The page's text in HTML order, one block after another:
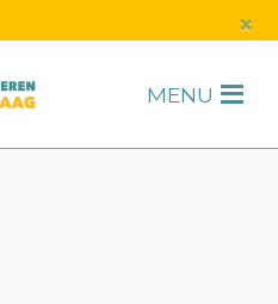
×
MENU H